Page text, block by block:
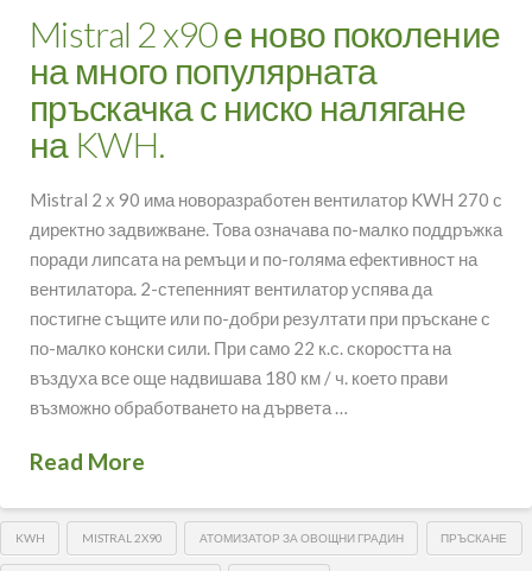
Mistral 2 x90 е ново поколение
на много популярната
пръскачка с ниско налягане
на KWH.
Mistral 2 х 90 има новоразработен вентилатор KWH 270 с
директно задвижване. Това означава по-малко поддръжка
поради липсата на ремъци и по-голяма ефективност на
вентилатора. 2-степенният вентилатор успява да
постигне същите или по-добри резултати при пръскане с
по-малко конски сили. При само 22 к.с. скоростта на
въздуха все още надвишава 180 км / ч. което прави
възможно обработването на дървета …
Read More
KWH MISTRAL 2X90 АТОМИЗАТОР ЗА ОВОЩНИ ГРАДИН ПРЪСКАНЕ